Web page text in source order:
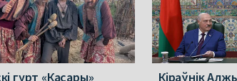
гурт «Касары»
Кіраўнік